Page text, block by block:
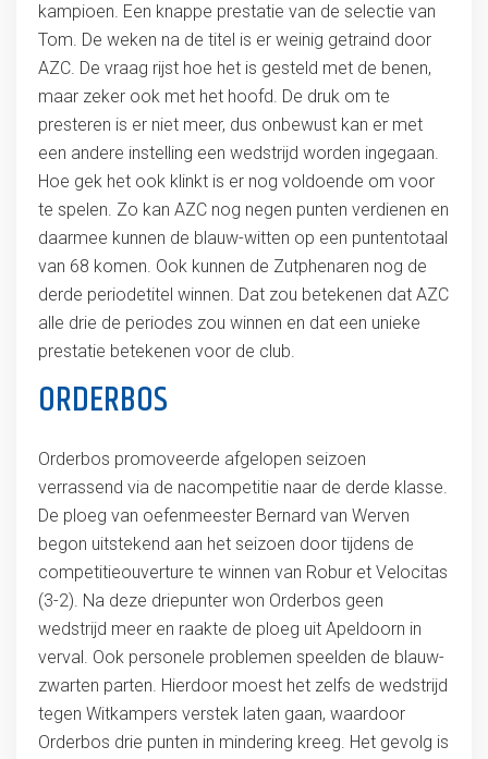
kampioen. Een knappe prestatie van de selectie van
Tom. De weken na de titel is er weinig getraind door
AZC. De vraag rijst hoe het is gesteld met de benen,
maar zeker ook met het hoofd. De druk om te
presteren is er niet meer, dus onbewust kan er met
een andere instelling een wedstrijd worden ingegaan.
Hoe gek het ook klinkt is er nog voldoende om voor
te spelen. Zo kan AZC nog negen punten verdienen en
daarmee kunnen de blauw-witten op een puntentotaal
van 68 komen. Ook kunnen de Zutphenaren nog de
derde periodetitel winnen. Dat zou betekenen dat AZC
alle drie de periodes zou winnen en dat een unieke
prestatie betekenen voor de club.
ORDERBOS
Orderbos promoveerde afgelopen seizoen
verrassend via de nacompetitie naar de derde klasse.
De ploeg van oefenmeester Bernard van Werven
begon uitstekend aan het seizoen door tijdens de
competitieouverture te winnen van Robur et Velocitas
(3-2). Na deze driepunter won Orderbos geen
wedstrijd meer en raakte de ploeg uit Apeldoorn in
verval. Ook personele problemen speelden de blauw-
zwarten parten. Hierdoor moest het zelfs de wedstrijd
tegen Witkampers verstek laten gaan, waardoor
Orderbos drie punten in mindering kreeg. Het gevolg is